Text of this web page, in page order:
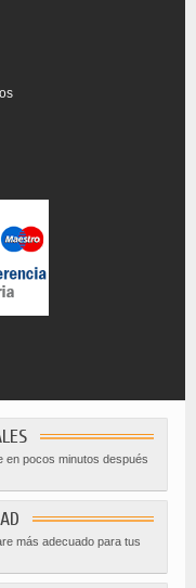
en pocos minutos después
más adecuado para tus